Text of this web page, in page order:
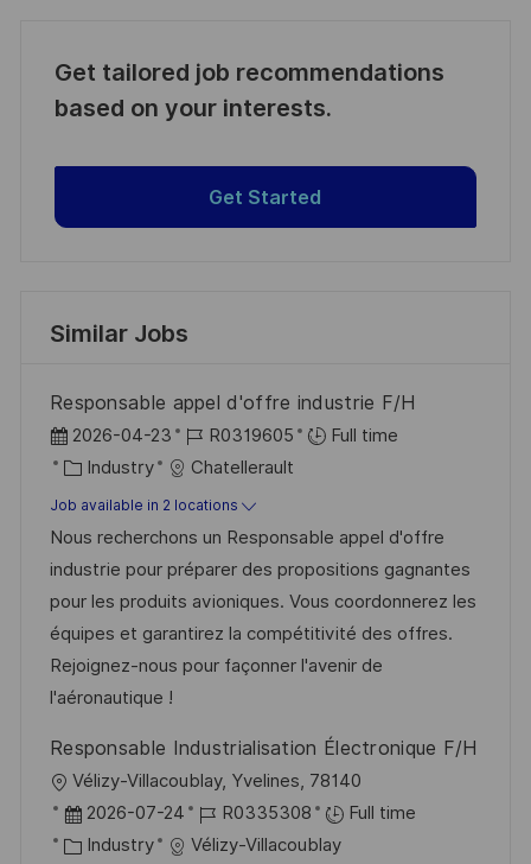
Get tailored job recommendations
based on your interests.
Get Started
Similar Jobs
Responsable appel d'offre industrie F/H
P
o
s
t
e
d
D
a
t
2026-04-23
J
o
b
I
d
R0319605
Full time
C
a
t
e
g
o
r
y
Industry Chatellerault
Job available in 2 locations
Nous recherchons un Responsable appel d'offre
industrie pour préparer des propositions gagnantes
pour les produits avioniques. Vous coordonnerez les
équipes et garantirez la compétitivité des offres.
Rejoignez-nous pour façonner l'avenir de
l'aéronautique !
Responsable Industrialisation Électronique F/H
L
o
c
Vélizy-Villacoublay, Yvelines, 78140
P
o
2026-07-24
J
o
R0335308
Full time
C
Industry
Vélizy-Villacoublay